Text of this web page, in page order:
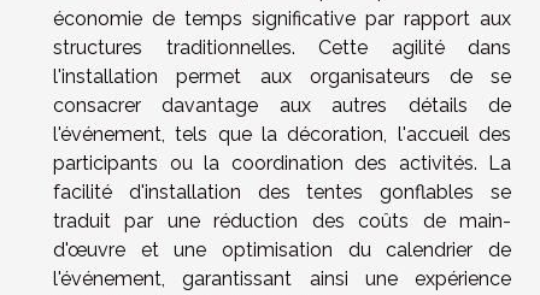
économie de temps significative par rapport aux
structures traditionnelles. Cette agilité dans
l'installation permet aux organisateurs de se
consacrer davantage aux autres détails de
l'événement, tels que la décoration, l'accueil des
participants ou la coordination des activités. La
facilité d'installation des tentes gonflables se
traduit par une réduction des coûts de main-
d'œuvre et une optimisation du calendrier de
l'événement, garantissant ainsi une expérience